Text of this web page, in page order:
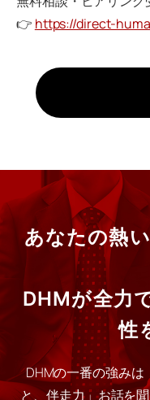
👉 https://direct-
あなたの熱
DHMが全力
性
DHMの一番の強みは
と、伴走力」お話を